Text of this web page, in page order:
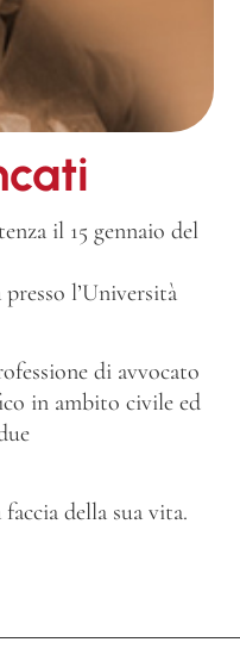
il 15 gennaio del
l’Università
di avvocato
in ambito civile ed
faccia della sua vita.